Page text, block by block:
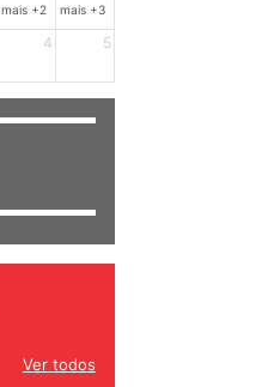
mais +2 mais +3
4 5
Ver todos